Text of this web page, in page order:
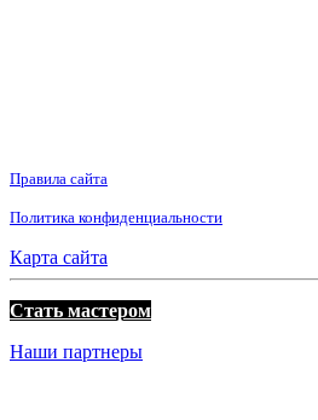
Правила сайта
Политика конфиденциальности
Карта сайта
Стать мастером
Наши партнеры